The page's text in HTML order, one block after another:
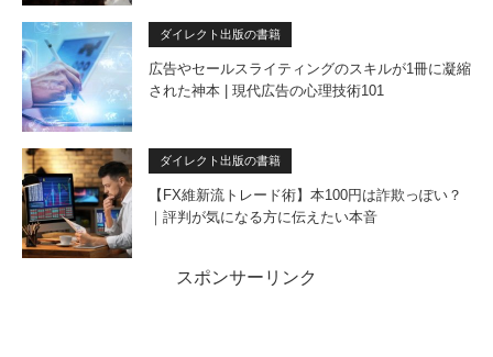
ダイレクト出版の書籍
広告やセールスライティングのスキルが1冊に凝縮
された神本 | 現代広告の心理技術101
ダイレクト出版の書籍
【FX維新流トレード術】本100円は詐欺っぽい？
｜評判が気になる方に伝えたい本音
スポンサーリンク